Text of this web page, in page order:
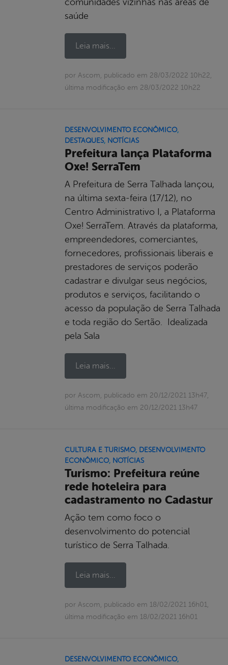
saúde
Leia mais...
por Ascom, publicado em 28/03/2022 10h22,
última modificação em 28/03/2022 10h22
DESENVOLVIMENTO ECONÔMICO,
DESTAQUES, NOTÍCIAS
Prefeitura lança Plataforma
Oxe! SerraTem
A Prefeitura de Serra Talhada lançou,
na última sexta-feira (17/12), no
Centro Administrativo I, a Plataforma
Oxe! SerraTem. Através da plataforma,
empreendedores, comerciantes,
fornecedores, profissionais liberais e
prestadores de serviços poderão
cadastrar e divulgar seus negócios,
produtos e serviços, facilitando o
acesso da população de Serra Talhada
e toda região do Sertão. Idealizada
pela Sala
Leia mais...
por Ascom, publicado em 20/12/2021 13h47,
última modificação em 20/12/2021 13h47
CULTURA E TURISMO, DESENVOLVIMENTO
ECONÔMICO, NOTÍCIAS
Turismo: Prefeitura reúne
rede hoteleira para
cadastramento no Cadastur
Ação tem como foco o
desenvolvimento do potencial
turístico de Serra Talhada.
Leia mais...
por Ascom, publicado em 18/02/2021 16h01,
última modificação em 18/02/2021 16h01
DESENVOLVIMENTO ECONÔMICO,